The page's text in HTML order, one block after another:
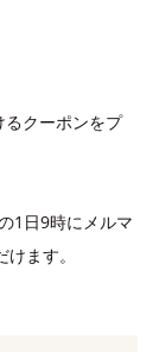
クーポンをプ
1日9時にメルマ
ます。